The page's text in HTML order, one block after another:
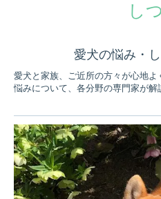
し
愛犬の悩み・
愛犬と家族、ご近所の方々が心地
悩みについて、各分野の専門家が解